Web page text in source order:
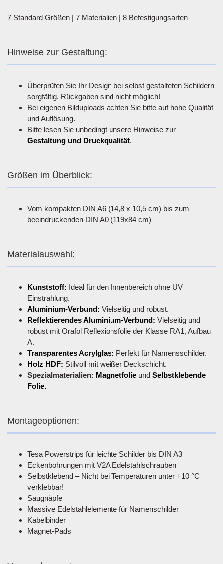
7 Standard Größen | 7 Materialien | 8 Befestigungsarten
Hinweise zur Gestaltung:
Überprüfen Sie Ihr Design bei selbst gestalteten Schildern
sorgfältig. Rückgaben sind nicht möglich!
Bei eigenen Bilduploads achten Sie bitte auf hohe Qualität
und Auflösung.
Bitte lesen Sie unbedingt unsere Hinweise zur
Gestaltung und Druckqualität.
Größen im Überblick:
Vom kompakten DIN A6 (14,8 x 10,5 cm) bis zum
beeindruckenden DIN A0 (119x84 cm)
Materialauswahl:
Kunststoff: Ideal für den Innenbereich ohne UV
Einstrahlung.
Aluminium-Verbund: Vielseitig und robust.
Reflektierendes Aluminium-Verbund: Vielseitig und
robust mit Orafol Reflexionsfolie der Klasse RA1, Aufbau
A.
Transparentes Acrylglas: Perfekt für Namensschilder.
Holz HDF: Stilvoll mit weißer Deckschicht.
Spezialmaterialien: Magnetfolie und Selbstklebende
Folie.
Montageoptionen:
Tesa Powerstrips für leichte Schilder bis DIN A3
Eckenbohrungen mit V2A Edelstahlschrauben
Selbstklebend – Nicht bei Temperaturen unter +10 °C
verklebbar!
Saugnäpfe
Massive Edelstahlelemente für Namenschilder
Kabelbinder
Magnet-Pads